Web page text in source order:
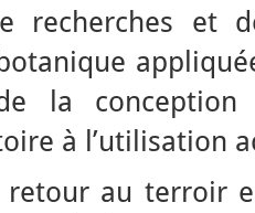
recherches et
de la
à l’utilisation
au terroir